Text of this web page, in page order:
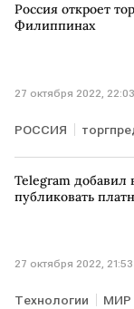
Россия откроет
Филиппинах
27 октября 2022, 22:03
РОССИЯ
Telegram добавил
публиковать
27 октября 2022, 21:53
Технологии МИР